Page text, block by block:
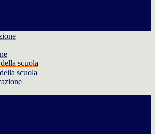
scuola
scuola